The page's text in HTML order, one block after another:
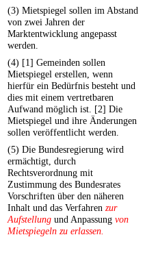
(3) Mietspiegel sollen im Abstand
von zwei Jahren der
Marktentwicklung angepasst
werden.
(4) [1] Gemeinden sollen
Mietspiegel erstellen, wenn
hierfür ein Bedürfnis besteht und
dies mit einem vertretbaren
Aufwand möglich ist. [2] Die
Mietspiegel und ihre Änderungen
sollen veröffentlicht werden.
(5) Die Bundesregierung wird
ermächtigt, durch
Rechtsverordnung mit
Zustimmung des Bundesrates
Vorschriften über den näheren
Inhalt und das Verfahren zur
Aufstellung und Anpassung von
Mietspiegeln zu erlassen.